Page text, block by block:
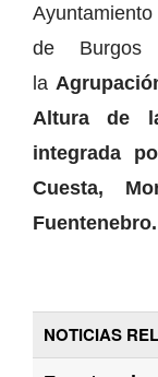
de
la
Altura de
integrada
Cuesta,
Fuentenebro.
NOTICIAS